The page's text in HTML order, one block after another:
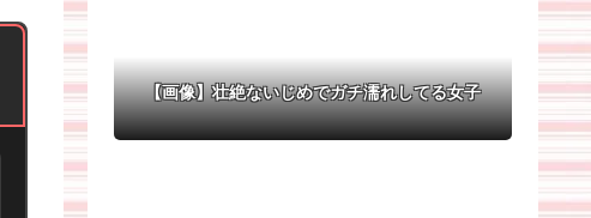
【画像】壮絶ないじめでガチ濡れしてる女子